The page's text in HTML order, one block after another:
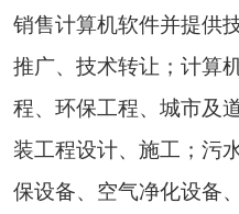
销售计算机软件并提供
推广、技术转让；计算
程、环保工程、城市及
装工程设计、施工；污
保设备、空气净化设备